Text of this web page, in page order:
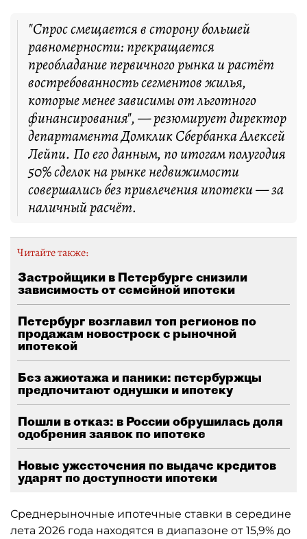
"Спрос смещается в сторону большей
равномерности: прекращается
преобладание первичного рынка и растёт
востребованность сегментов жилья,
которые менее зависимы от льготного
финансирования", — резюмирует директор
департамента Домклик Сбербанка Алексей
Лейпи. По его данным, по итогам полугодия
50% сделок на рынке недвижимости
совершались без привлечения ипотеки — за
наличный расчёт.
Читайте также:
Застройщики в Петербурге снизили
зависимость от семейной ипотеки
Петербург возглавил топ регионов по
продажам новостроек с рыночной
ипотекой
Без ажиотажа и паники: петербуржцы
предпочитают однушки и ипотеку
Пошли в отказ: в России обрушилась доля
одобрения заявок по ипотеке
Новые ужесточения по выдаче кредитов
ударят по доступности ипотеки
Среднерыночные ипотечные ставки в середине
лета 2026 года находятся в диапазоне от 15,9% до